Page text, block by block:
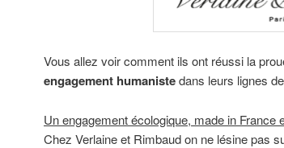
Vous allez voir comment ils ont réussi la
engagement humanistedans leurs lignes
Un engagement écologique, made in France
Chez Verlaine et Rimbaud on ne lésine pas